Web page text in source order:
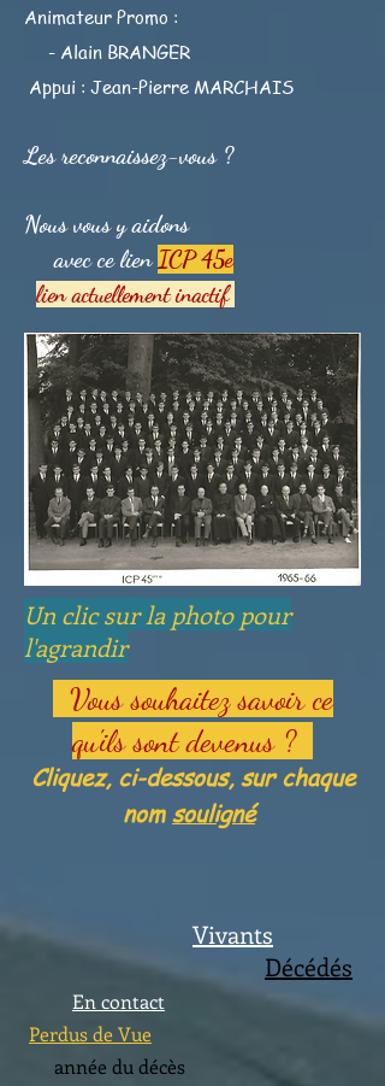
Animateur Promo :
- Alain BRANGER
Appui : Jean-Pierre MARCHAIS
Les reconnaissez-vous ?
Nous vous y aidons
avec ce lienICP 45e
lien actuellement inactif
Un clic sur la photo pour
l'agrandir
Vous souhaitez savoir ce
qu'ils sont devenus ?
Cliquez, ci-dessous, sur chaque
nomsouligné
Vivants
Décédés
En contact
Perdus de Vue
année du décès